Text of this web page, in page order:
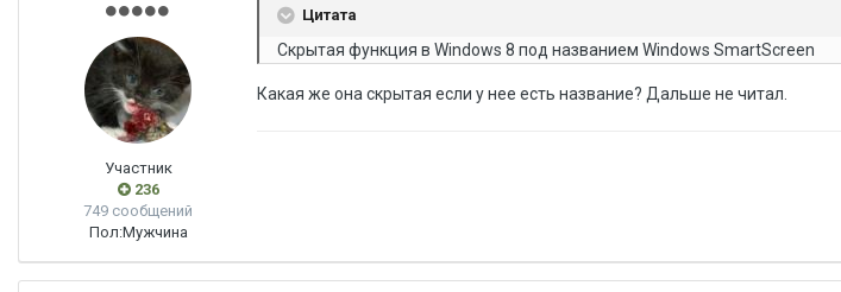
Участник
236
749 сообщений
Пол:Мужчина
Цитата
Скрытая функция в Windows 8 под названием Windows SmartScreen
Какая же она скрытая если у нее есть название? Дальше не читал.